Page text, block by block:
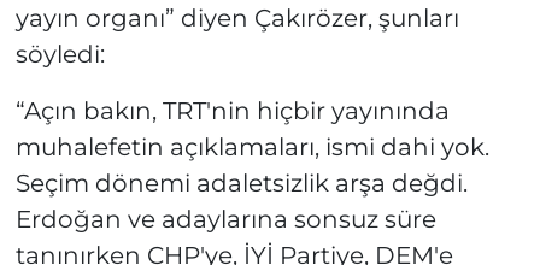
yayın organı” diyen Çakırözer, şunları
söyledi:
“Açın bakın, TRT'nin hiçbir yayınında
muhalefetin açıklamaları, ismi dahi yok.
Seçim dönemi adaletsizlik arşa değdi.
Erdoğan ve adaylarına sonsuz süre
tanınırken CHP'ye, İYİ Partiye, DEM'e